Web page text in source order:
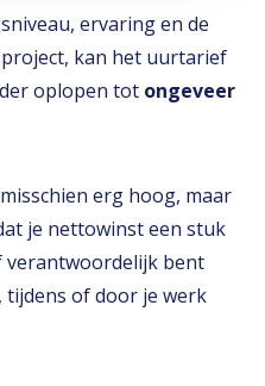
ervaring en de
kan het uurtarief
oplopen tot ongeveer
erg hoog, maar
je nettowinst een stuk
verantwoordelijk bent
tijdens of door je werk